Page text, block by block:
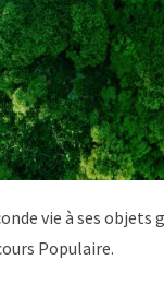
vie à ses
Populaire.